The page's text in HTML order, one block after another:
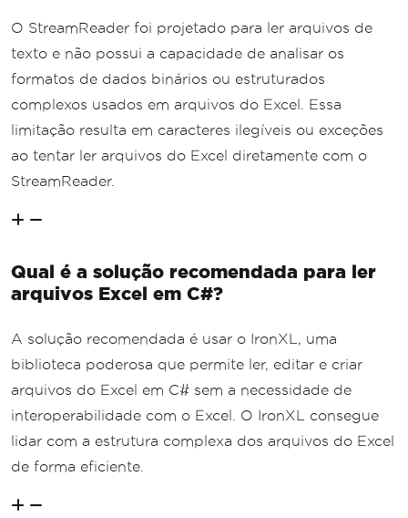
O StreamReader foi projetado para ler arquivos de
texto e não possui a capacidade de analisar os
formatos de dados binários ou estruturados
complexos usados em arquivos do Excel. Essa
limitação resulta em caracteres ilegíveis ou exceções
ao tentar ler arquivos do Excel diretamente com o
StreamReader.
Qual é a solução recomendada para ler
arquivos Excel em C#?
A solução recomendada é usar o IronXL, uma
biblioteca poderosa que permite ler, editar e criar
arquivos do Excel em C# sem a necessidade de
interoperabilidade com o Excel. O IronXL consegue
lidar com a estrutura complexa dos arquivos do Excel
de forma eficiente.